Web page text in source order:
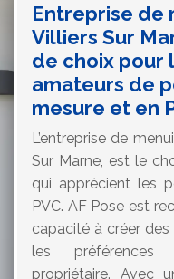
Entreprise de
Villiers Sur
de choix pour
amateurs de
mesure et en
L’entreprise de
Sur Marne, est le
qui apprécient les
PVC. AF Pose est
capacité à créer
les préférences
propriétaire. Avec